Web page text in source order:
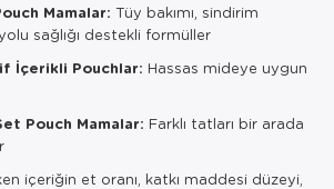
Mamalar: Tüy bakımı, sindirim
sağlığı destekli formüller
İçerikli Pouchlar: Hassas mideye uygun
Pouch Mamalar: Farklı tatları bir arada
içeriğin et oranı, katkı maddesi düzeyi,